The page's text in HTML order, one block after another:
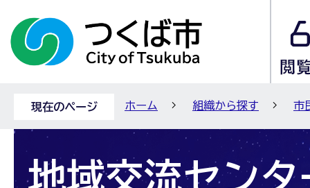
現在のページ ホーム 組織から探す 市
地域交流センタ